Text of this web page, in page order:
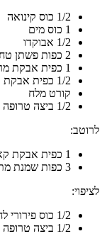
1/2 כוס קינואה
1 כוס מים
1/2 אבוקדו
2 כפות פשתן טחון
1 כפית אבקת מרק עוף
1/2 כפית אבקת קארי
קורט מלח
1/2 ביצה טרופה
לרוטב:
1 כפית אבקת קארי
3 כפות שמנת מתוקה 15%
לציפוי:
1/2 כוס פירורי לחם
1/2 ביצה טרופה